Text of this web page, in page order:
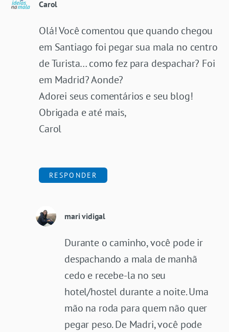
Carol
Olá! Você comentou que quando chegou
em Santiago foi pegar sua mala no centro
de Turista… como fez para despachar? Foi
em Madrid? Aonde?
Adorei seus comentários e seu blog!
Obrigada e até mais,
Carol
RESPONDER
mari vidigal
Durante o caminho, você pode ir
despachando a mala de manhã
cedo e recebe-la no seu
hotel/hostel durante a noite. Uma
mão na roda para quem não quer
pegar peso. De Madri, você pode